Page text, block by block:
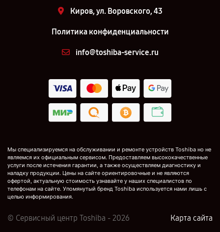
Киров, ул. Воровского, 43
Политика конфиденциальности
info@toshiba-service.ru
Мы специализируемся на обслуживании и ремонте устройств Toshiba но не
являемся их официальным сервисом. Предоставляем высококачественные
услуги после истечения гарантии, а также осуществляем диагностику и
наладку продукции. Цены на сайте ориентировочные и не являются
офертой, актуальную стоимость узнавайте у наших специалистов по
телефонам на сайте. Упомянутый бренд Toshiba используется нами лишь с
целью информирования.
© Сервисный центр Toshiba - 2026 Карта сайта